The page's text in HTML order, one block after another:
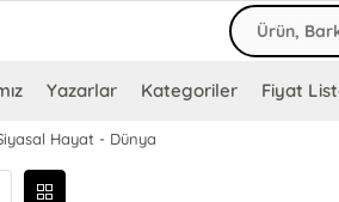
Yazarlar Kategoriler Fiyat
Hayat - Dünya